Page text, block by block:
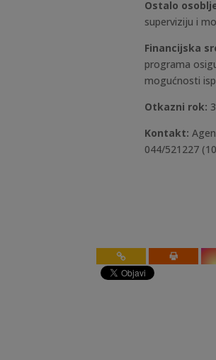
Ostalo
superviziju i
Financijska
programa
mogućnosti
Otkazni rok:
Kontakt:
044/521227